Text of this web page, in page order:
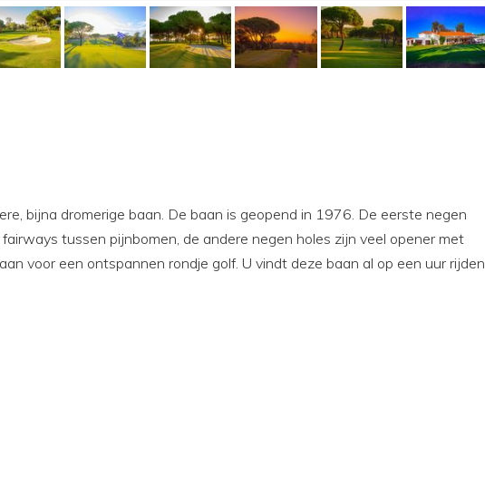
bijna dromerige baan. De baan is geopend in 1976. De eerste negen
tussen pijnbomen, de andere negen holes zijn veel opener met
voor een ontspannen rondje golf. U vindt deze baan al op een uur rijden